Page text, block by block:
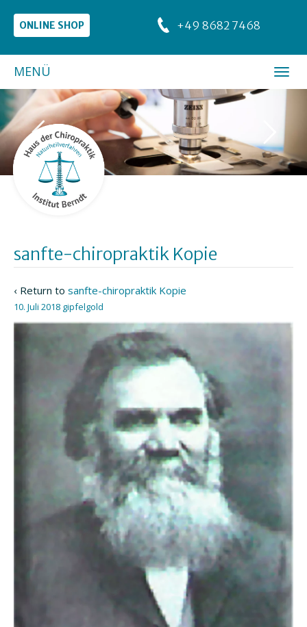
ONLINE SHOP +49 8682 7468
MENÜ
sanfte-chiropraktik Kopie
‹ Return to sanfte-chiropraktik Kopie
10. Juli 2018 gipfelgold